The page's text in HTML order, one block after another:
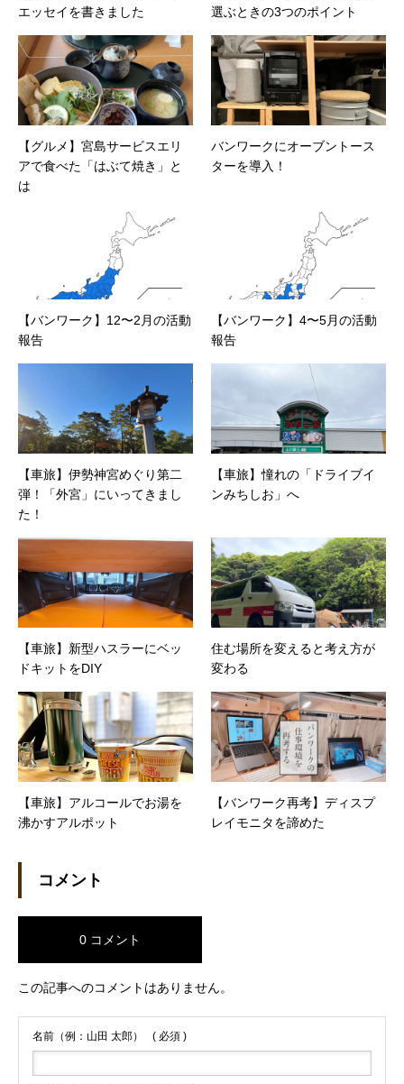
エッセイを書きました
選ぶときの3つのポイント
【グルメ】宮島サービスエリ
アで食べた「はぶて焼き」と
は
バンワークにオーブントース
ターを導入！
【バンワーク】12〜2月の活動
報告
【バンワーク】4〜5月の活動
報告
【車旅】伊勢神宮めぐり第二
弾！「外宮」にいってきまし
た！
【車旅】憧れの「ドライブイ
ンみちしお」へ
【車旅】新型ハスラーにベッ
ドキットをDIY
住む場所を変えると考え方が
変わる
【車旅】アルコールでお湯を
沸かすアルポット
【バンワーク再考】ディスプ
レイモニタを諦めた
コメント
0 コメント
この記事へのコメントはありません。
名前（例：山田 太郎） ( 必須 )